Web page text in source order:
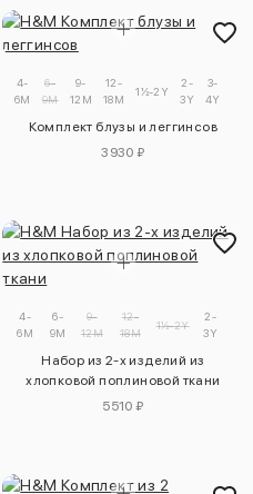
4-
6M
6-
9M
9-
12M
12-
18M
1½-2Y
2-
3Y
3-
4Y
Комплект блузы и леггинсов
3930 ₽
4-
6M
6-
9M
9-
12M
12-
18M
1½-2Y
2-
3Y
Набор из 2-х изделий из
хлопковой поплиновой ткани
5510 ₽